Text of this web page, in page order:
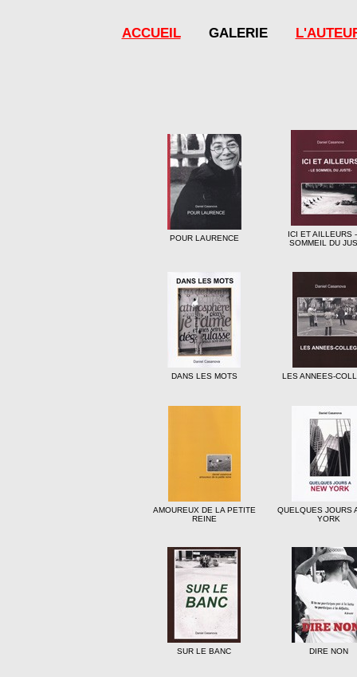
ACCUEILGALERIE
POUR LAURENCE
ICI ET AILLEURS
SOMMEIL DU
DANS LES MOTS LES ANNEES-
AMOUREUX DE LA PETITE
REINE
QUELQUES JOURS
YORK
SUR LE BANC DIRE NON